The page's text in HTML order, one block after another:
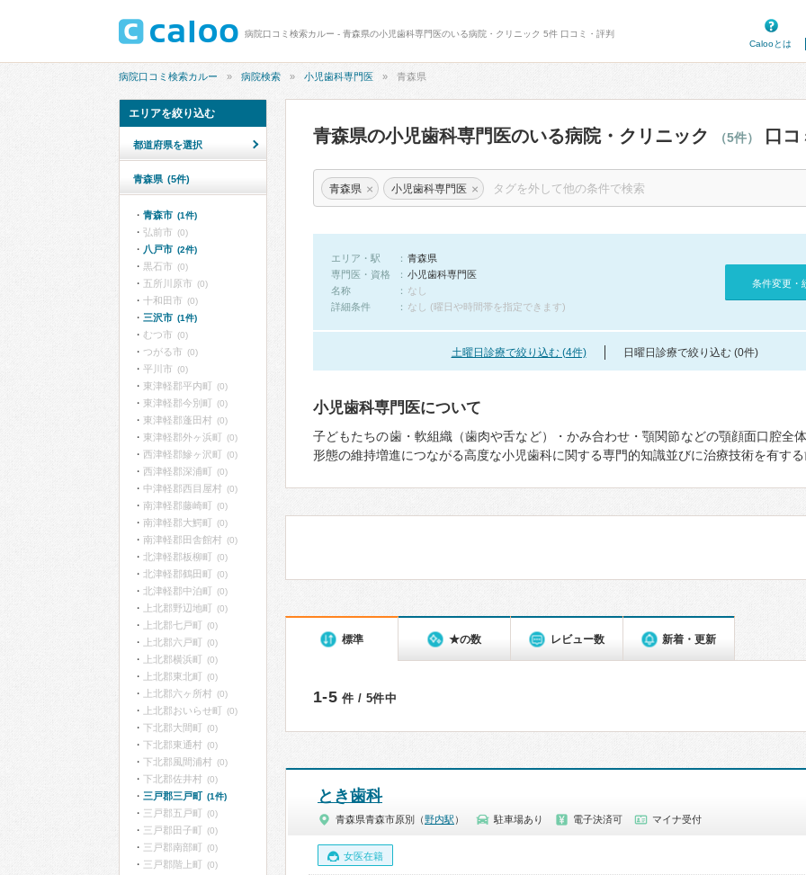
病院口コミ検索カルー - 青森県の小児歯科専門医のいる病院・クリニック 5件 口コミ・評判
Calooとは
病院口コミ検索カルー 病院検索 小児歯科専門医 青森県
青森県の小児歯科専門医のいる病院・クリニック （5件） 口
青森県 × 小児歯科専門医 ×
エリア・駅
青森県
専門医・資格
小児歯科専門医
名称
なし
詳細条件
なし (曜日や時間帯を指定できます)
条件変更・
土曜日診療で絞り込む (4件) 日曜日診療で絞り込む (0件)
小児歯科専門医について
子どもたちの歯・軟組織（歯肉や舌など）・かみ合わせ・顎関節などの顎顔面口腔全
形態の維持増進につながる高度な小児歯科に関する専門的知識並びに治療技術を有す
標準 ★の数 レビュー数 新着・更新
1-5 件 / 5件中
とき歯科
青森県青森市原別（野内駅 ） 駐車場あり 電子決済可 マイナ受付
女医在籍
エリアを絞り込む
都道府県を選択
青森県 (5件)
青森市 (1件)
弘前市 (0)
八戸市 (2件)
黒石市 (0)
五所川原市 (0)
十和田市 (0)
三沢市 (1件)
むつ市 (0)
つがる市 (0)
平川市 (0)
東津軽郡平内町 (0)
東津軽郡今別町 (0)
東津軽郡蓬田村 (0)
東津軽郡外ヶ浜町 (0)
西津軽郡鰺ヶ沢町 (0)
西津軽郡深浦町 (0)
中津軽郡西目屋村 (0)
南津軽郡藤崎町 (0)
南津軽郡大鰐町 (0)
南津軽郡田舎館村 (0)
北津軽郡板柳町 (0)
北津軽郡鶴田町 (0)
北津軽郡中泊町 (0)
上北郡野辺地町 (0)
上北郡七戸町 (0)
上北郡六戸町 (0)
上北郡横浜町 (0)
上北郡東北町 (0)
上北郡六ヶ所村 (0)
上北郡おいらせ町 (0)
下北郡大間町 (0)
下北郡東通村 (0)
下北郡風間浦村 (0)
下北郡佐井村 (0)
三戸郡三戸町 (1件)
三戸郡五戸町 (0)
三戸郡田子町 (0)
三戸郡南部町 (0)
三戸郡階上町 (0)